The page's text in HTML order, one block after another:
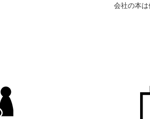
会社の本は